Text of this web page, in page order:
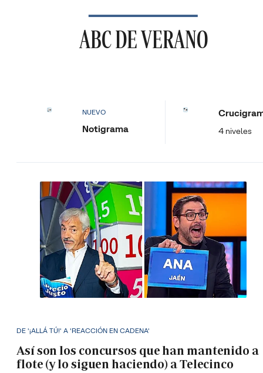
ABC DE VERANO
NUEVO
Notigrama 4 niveles
DE '¡ALLÁ TÚ!' A 'REACCIÓN EN CADENA'
Así son los concursos que han mantenido a
flote (y lo siguen haciendo) a Telecinco